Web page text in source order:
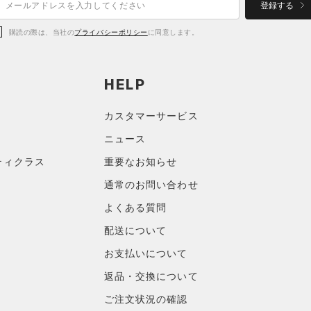
登録する
購読の際は、当社のプライバシーポリシー に同意します。
クラス
HELP
カスタマーサービス
ニュース
重要なお知らせ
通常のお問い合わせ
よくある質問
配送について
お支払いについて
返品・交換について
ご注文状況の確認